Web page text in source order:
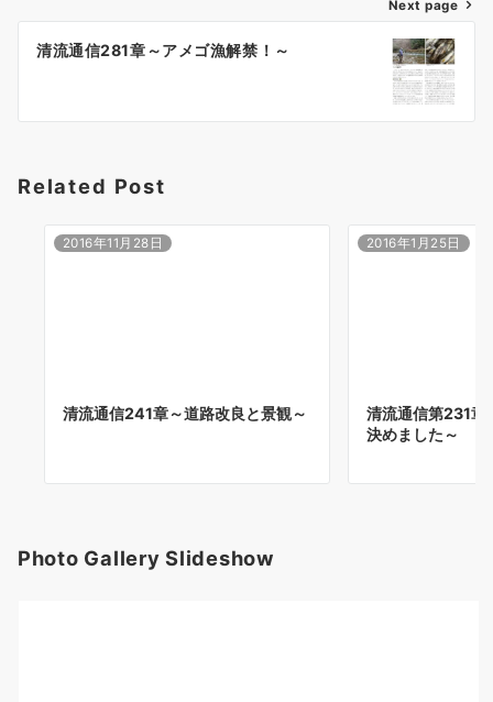
シ
ン
Next page
清流通信281章～アメゴ漁解禁！～
Related Post
2016年11月28日
清流通信241章～道路改良と景観～
2016年1月25日
清流通信第231章
決めました～
Photo Gallery Slideshow